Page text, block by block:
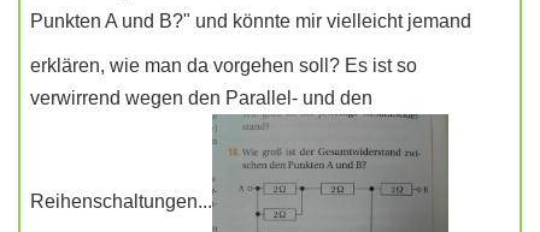
Punkten A und B?" und könnte mir vielleicht jemand
erklären, wie man da vorgehen soll? Es ist so
verwirrend wegen den Parallel- und den
Reihenschaltungen...